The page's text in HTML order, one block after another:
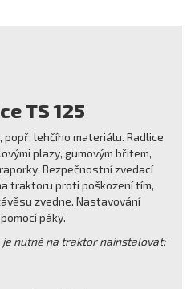
TS 125
lehčího materiálu. Radlice
plazy, gumovým břitem,
Bezpečnostní zvedací
traktoru proti poškození tím,
zvedne. Nastavování
páky.
nutné na traktor nainstalovat: